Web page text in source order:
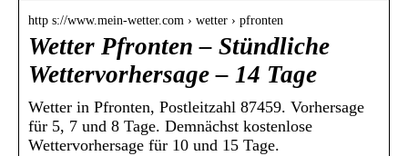
http s://www.mein-wetter.com › wetter › pfronten
Wetter Pfronten – Stündliche
Wettervorhersage – 14 Tage
Wetter in Pfronten, Postleitzahl 87459. Vorhersage
für 5, 7 und 8 Tage. Demnächst kostenlose
Wettervorhersage für 10 und 15 Tage.